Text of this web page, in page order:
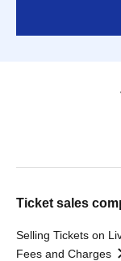
Ticket sales
Selling Tickets on
Fees and Charges